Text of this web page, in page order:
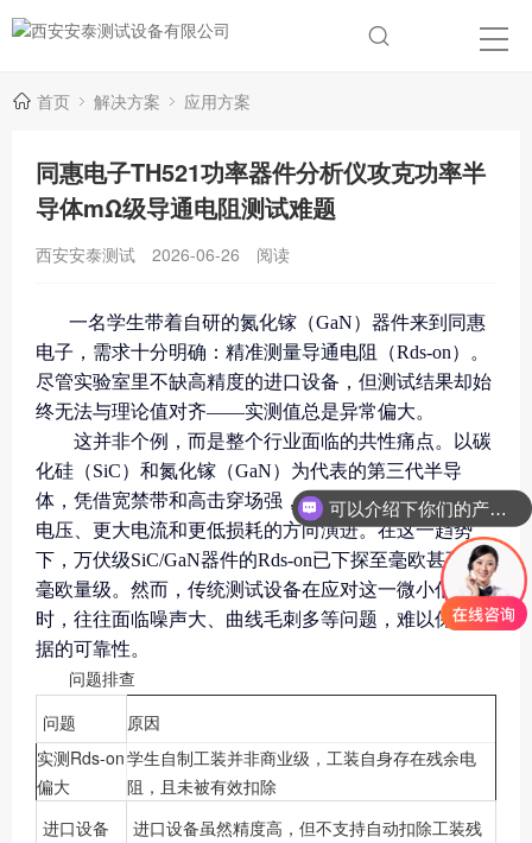
首页 解决方案 应用方案
同惠电子TH521功率器件分析仪攻克功率半
导体mΩ级导通电阻测试难题
西安安泰测试 2026-06-26 阅读
一名学生带着自研的氮化镓（GaN）器件来到同惠
电子，需求十分明确：精准测量导通电阻（Rds-on）。
尽管实验室里不缺高精度的进口设备，但测试结果却始
终无法与理论值对齐——实测值总是异常偏大。
这并非个例，而是整个行业面临的共性痛点。以碳
化硅（SiC）和氮化镓（GaN）为代表的第三代半导
体，凭借宽禁带和高击穿场强，正推动功率器件向更高
电压、更大电流和更低损耗的方向演进。在这一趋势
下，万伏级SiC/GaN器件的Rds-on已下探至毫欧甚至亚
毫欧量级。然而，传统测试设备在应对这一微小信号
时，往往面临噪声大、曲线毛刺多等问题，难以保证数
据的可靠性。
问题排查
问题
原因
实测Rds-on
偏大
学生自制工装并非商业级，工装自身存在残余电
阻，且未被有效扣除
进口设备
进口设备虽然精度高，但不支持自动扣除工装残
可以介绍下你们的产品么？